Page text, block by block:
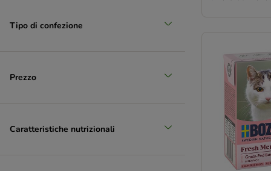
Selvaggina
Tipo di confezione
Prezzo
Caratteristiche nutrizionali